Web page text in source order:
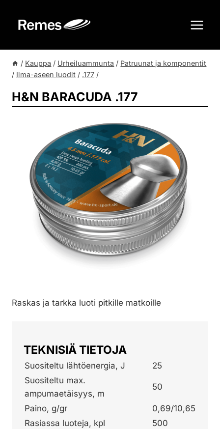
sisältöön
/ Kauppa / Urheiluammunta / Patruunat ja komponentit
/ Ilma-aseen luodit / .177 /
H&N BARACUDA .177
Raskas ja tarkka luoti pitkille matkoille
TEKNISIÄ TIETOJA
Suositeltu lähtöenergia, J
25
Suositeltu max.
ampumaetäisyys, m
50
Paino, g/gr
0,69/10,65
Rasiassa luoteja, kpl
500